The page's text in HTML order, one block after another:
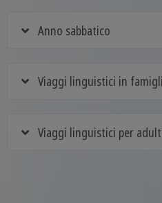
Anno sabbatico
Viaggi linguistici in
Viaggi linguistici per